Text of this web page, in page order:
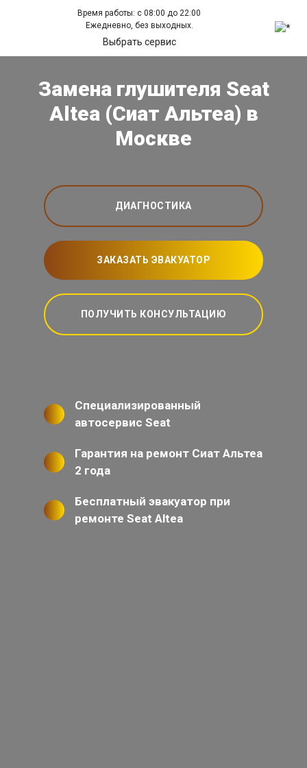
Время работы: с 08:00 до 22:00
Ежедневно, без выходных.
Выбрать сервис
Замена глушителя Seat
Altea (Сиат Альтеа) в
Москве
ДИАГНОСТИКА
ЗАКАЗАТЬ ЭВАКУАТОР
ПОЛУЧИТЬ КОНСУЛЬТАЦИЮ
Специализированный
автосервис Seat
Гарантия на ремонт Сиат Альтеа
2 года
Бесплатный эвакуатор при
ремонте Seat Altea